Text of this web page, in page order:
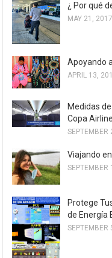
¿ Por qué
MAY 21, 2017
Apoyando
APRIL 13,
Medidas
Copa
SEPTEMBER
Viajando
SEPTEMBER
Protege
de Energía
SEPTEMBER